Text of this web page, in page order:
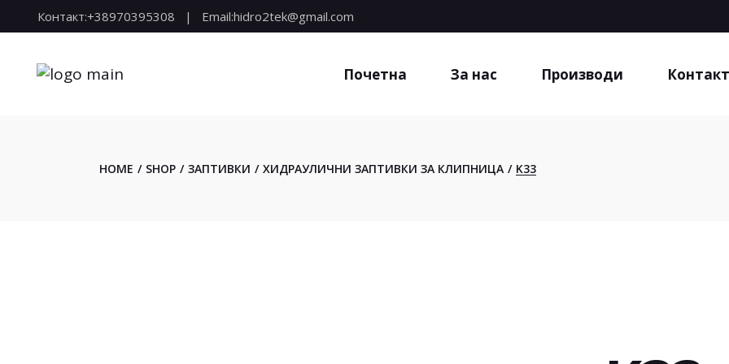
the
Контакт:+38970395308 Email:hidro2tek@gmail.com
Почетна За нас Производи Контакт
HOME SHOP ЗАПТИВКИ ХИДРАУЛИЧНИ ЗАПТИВКИ ЗА КЛИПНИЦА K33